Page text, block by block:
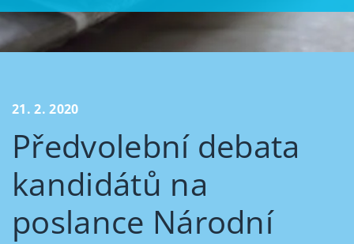
21. 2. 2020
Předvolební debata
kandidátů na
poslance Národní